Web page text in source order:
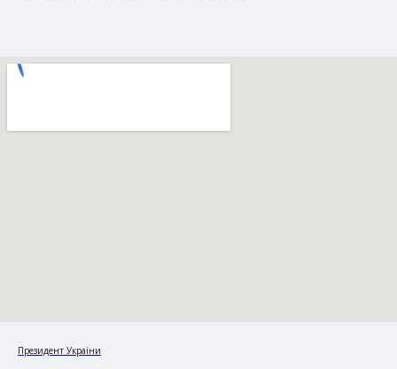
Президент України